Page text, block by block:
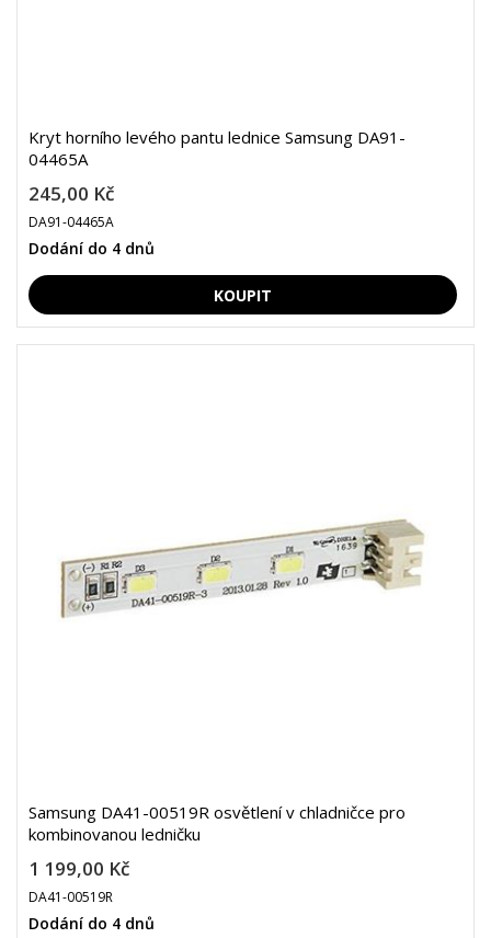
Kryt horního levého pantu lednice Samsung DA91-
04465A
245,00 Kč
DA91-04465A
Dodání do 4 dnů
Samsung DA41-00519R osvětlení v chladničce pro
kombinovanou ledničku
1 199,00 Kč
DA41-00519R
Dodání do 4 dnů